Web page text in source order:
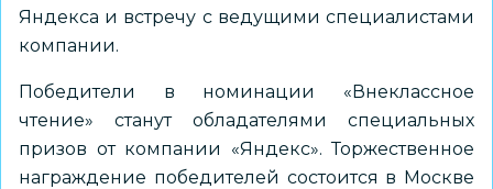
Яндекса и встречу с ведущими специалистами
компании.
Победители в номинации «Внеклассное
чтение» станут обладателями специальных
призов от компании «Яндекс». Торжественное
награждение победителей состоится в Москве